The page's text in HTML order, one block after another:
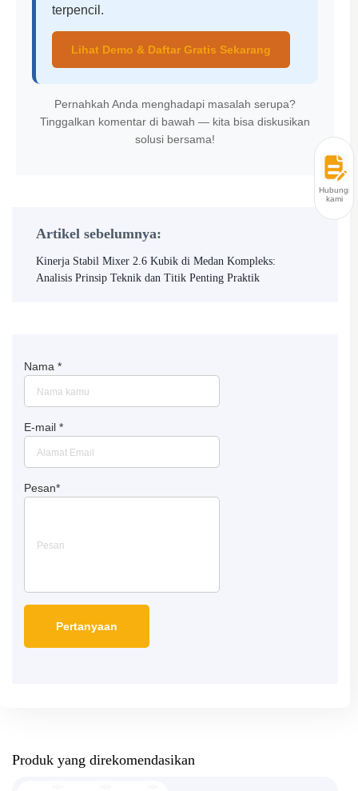
terpencil.
Lihat Demo & Daftar Gratis Sekarang
Pernahkah Anda menghadapi masalah serupa?
Tinggalkan komentar di bawah — kita bisa diskusikan
solusi bersama!
Artikel sebelumnya:
Kinerja Stabil Mixer 2.6 Kubik di Medan Kompleks:
Analisis Prinsip Teknik dan Titik Penting Praktik
Nama *
E-mail *
Pesan*
Produk yang direkomendasikan
Hubungi
kami